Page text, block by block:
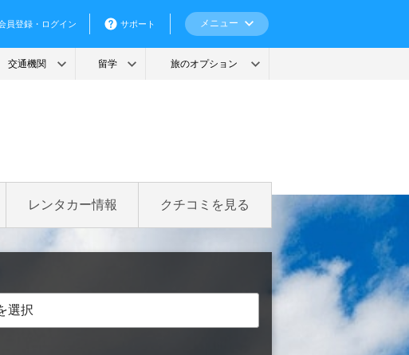
レンタカー情報 クチコミを見る
選択